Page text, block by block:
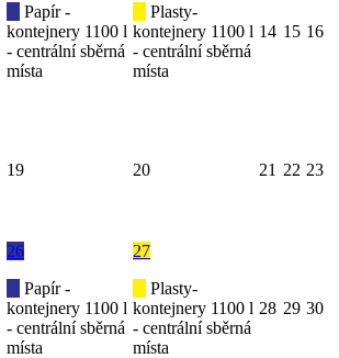
Papír -
kontejnery 1100 l
- centrální sběrná
místa
Plasty-
kontejnery 1100 l
- centrální sběrná
místa
14 15 16
19 20 21 22 23
26
Papír -
kontejnery 1100 l
- centrální sběrná
místa
27
Plasty-
kontejnery 1100 l
- centrální sběrná
místa
28 29 30